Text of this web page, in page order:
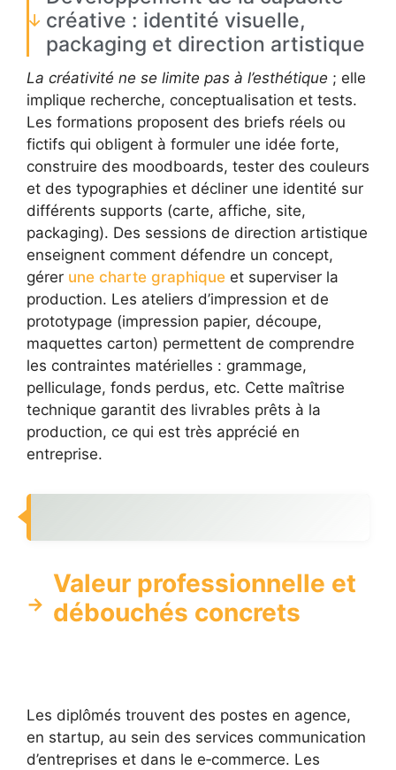
créative : identité visuelle,
packaging et direction artistique
La créativité ne se limite pas à l’esthétique ; elle
implique recherche, conceptualisation et tests.
Les formations proposent des briefs réels ou
fictifs qui obligent à formuler une idée forte,
construire des moodboards, tester des couleurs
et des typographies et décliner une identité sur
différents supports (carte, affiche, site,
packaging). Des sessions de direction artistique
enseignent comment défendre un concept,
gérer une charte graphique et superviser la
production. Les ateliers d’impression et de
prototypage (impression papier, découpe,
maquettes carton) permettent de comprendre
les contraintes matérielles : grammage,
pelliculage, fonds perdus, etc. Cette maîtrise
technique garantit des livrables prêts à la
production, ce qui est très apprécié en
entreprise.
Valeur professionnelle et
débouchés concrets
Les diplômés trouvent des postes en agence,
en startup, au sein des services communication
d’entreprises et dans le e‑commerce. Les